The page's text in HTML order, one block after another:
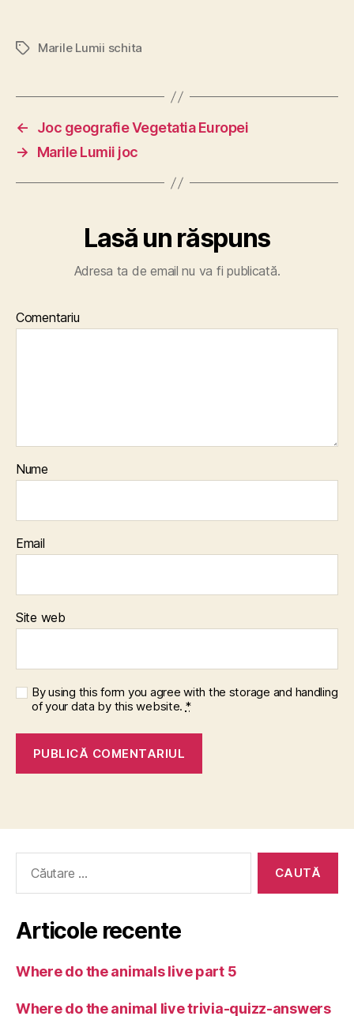
EticheteMarile Lumii schita
←
Joc geografie Vegetatia Europei
→
Marile Lumii joc
Lasă un răspuns
Adresa ta de email nu va fi publicată.
Comentariu
Nume
Email
Site web
By using this form you agree with the storage and handling
of your data by this website. *
după:
Articole recente
Where do the animals live part 5
Where do the animal live trivia-quizz-answers